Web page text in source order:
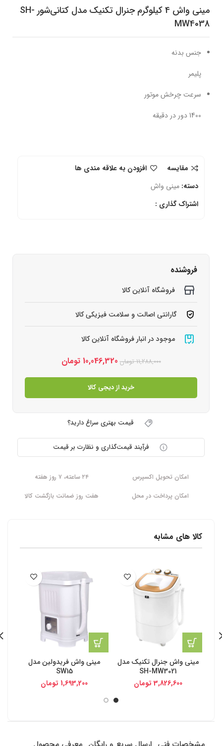
مینی‌ واش 4 کیلوگرم جنرال تکنیک مدل کتانی‌شور SH-
MW4038
جنس بدنه
پلیمر
سرعت چرخش موتور
1400 دور در دقیقه
مقایسه
افزودن به علاقه مندی ها
دسته: مینی واش
اشتراک گذاری :
فروشنده
فروشگاه آنلاین کالا
گارانتی اصالت و سلامت فیزیکی کالا
موجود در انبار فروشگاه آنلاین کالا
11,288,000 تومان 10,046,320 تومان
خرید از دیجی کالا
قیمت بهتری سراغ دارید؟
فرآیند قیمت‌گذاری و نظارت بر قیمت
امکان تحویل اکسپرس
۲۴ ساعته، ۷ روز هفته
امکان پرداخت در محل
هفت روز ضمانت بازگشت کالا
کالا های مشابه
مینی واش جنرال تکنیک مدل
SH-MW3021
3,826,600 تومان
مینی واش فریدولین مدل
SW15
1,693,200 تومان